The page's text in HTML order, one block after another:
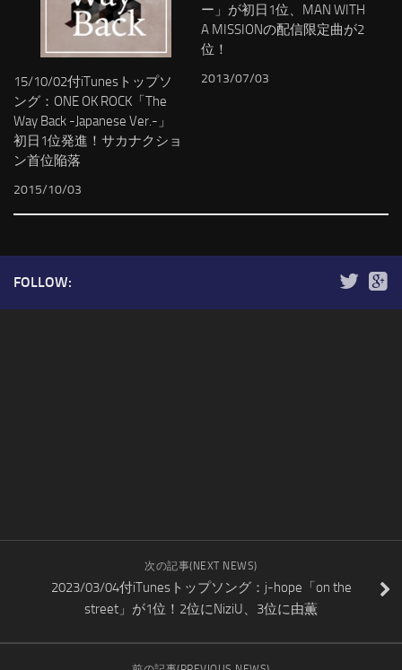
15/10/02付iTunesトップソ
ング：ONE OK ROCK「The
Way Back -Japanese Ver.-」
初日1位発進！サカナクショ
ン首位陥落
2015/10/03
ー」が初日1位、MAN WITH
A MISSIONの配信限定曲が2
位！
2013/07/03
FOLLOW:
次の記事(NEXT NEWS)
2023/03/04付iTunesトップソング：j-hope「on the
street」が1位！2位にNiziU、3位に由薫